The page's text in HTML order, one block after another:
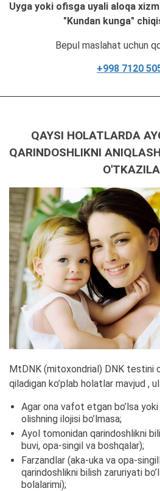
Uyga yoki ofisga uyali aloqa
"Kundan kunga"
Bepul maslahat uchun
+998 7120
QAYSI HOLATLARDA
QARINDOSHLIKNI
MtDNK (mitoxondrial) DNK testini
qiladigan ko’plab holatlar mavjud ,
Agar ona vafot etgan bo’lsa
olishning ilojisi bo’lmasa;
Ayol tomonidan qarindoshlikni
buvi, opa-singil va boshqalar);
Farzandlar (aka-uka va opa-
qarindoshlikni bilish zaruriyati
bolalarimi);